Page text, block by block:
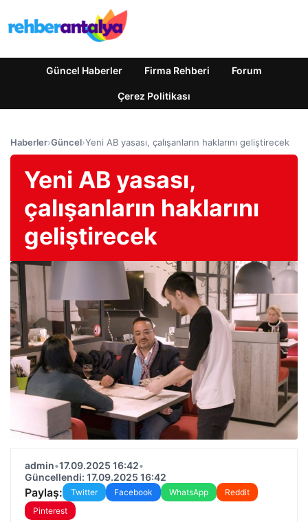
Güncel Haberler Firma Rehberi Forum
Çerez Politikası
Haberler›Güncel›Yeni AB yasası, çalışanların haklarını geliştirecek
Yeni AB yasası,
çalışanların haklarını
geliştirecek
admin•17.09.2025 16:42•
Güncellendi: 17.09.2025 16:42
Paylaş: Twitter Facebook WhatsApp
Reddit
Pinterest